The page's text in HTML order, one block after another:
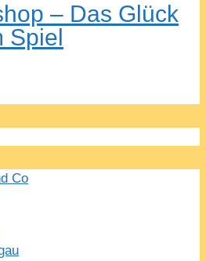
– Das Glück
Spiel
Co